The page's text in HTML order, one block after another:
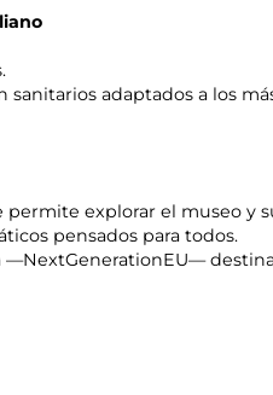
adaptados a los
explorar el museo y
pensados para todos.